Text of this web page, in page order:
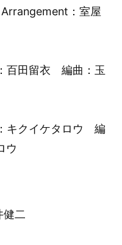
：室屋
百田留衣 編曲：玉
キクイケタロウ 編
ウ
健二